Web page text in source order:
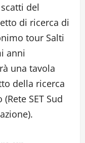
del
di ricerca di
tour Salti
anni
una tavola
della ricerca
SET Sud